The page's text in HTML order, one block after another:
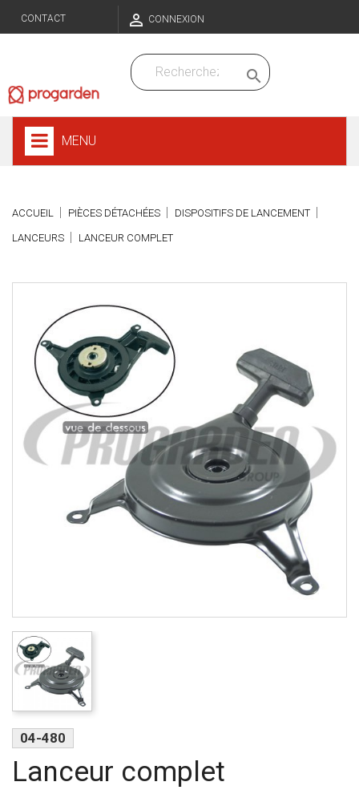
CONTACT  CONNEXION

MENU
ACCUEIL PIÈCES DÉTACHÉES DISPOSITIFS DE LANCEMENT
LANCEURS LANCEUR COMPLET
04-480
Lanceur complet